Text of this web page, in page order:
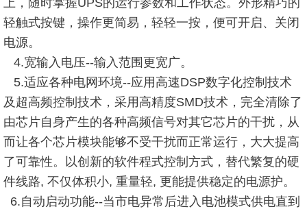
上，随时掌握UPS的运行参数和工作状态。外形精巧的
轻触式按键，操作更简易，轻轻一按，便可开启、关闭
电源。
4.宽输入电压--输入范围更宽广。
5.适应各种电网环境--应用高速DSP数字化控制技术
及超高频控制技术，采用高精度SMD技术，完全清除了
由芯片自身产生的各种高频信号对其它芯片的干扰，从
而让各个芯片模块能够不受干扰而正常运行，大大提高
了可靠性。以创新的软件程式控制方式，替代繁复的硬
件线路, 不仅体积小, 重量轻, 更能提供稳定的电源护。
6.自动启动功能--当市电异常后进入电池模式供电直到